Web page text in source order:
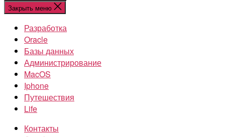
Закрыть меню
Разработка
Oracle
Базы данных
Администрирование
MacOS
Iphone
Путешествия
Life
Контакты